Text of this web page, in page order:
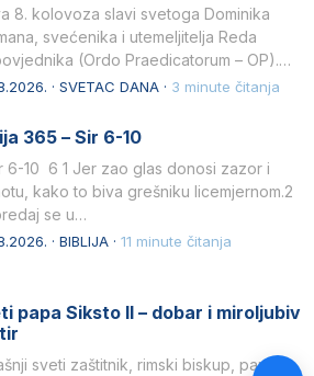
8. kolovoza slavi svetoga Dominika
svećenika i utemeljitelja Reda
(Ordo Praedicatorum – OP).
životom, dubokom ljubavlju prema
· SVETAC DANA · 3 minute čitanja
365 – Sir 6-10
10 6 1 Jer zao glas donosi zazor i
kako to biva grešniku licemjernom.2
se u…
· BIBLIJA · 11 minute čitanja
papa Siksto II – dobar i miroljubiv
sveti zaštitnik, rimski biskup, papa